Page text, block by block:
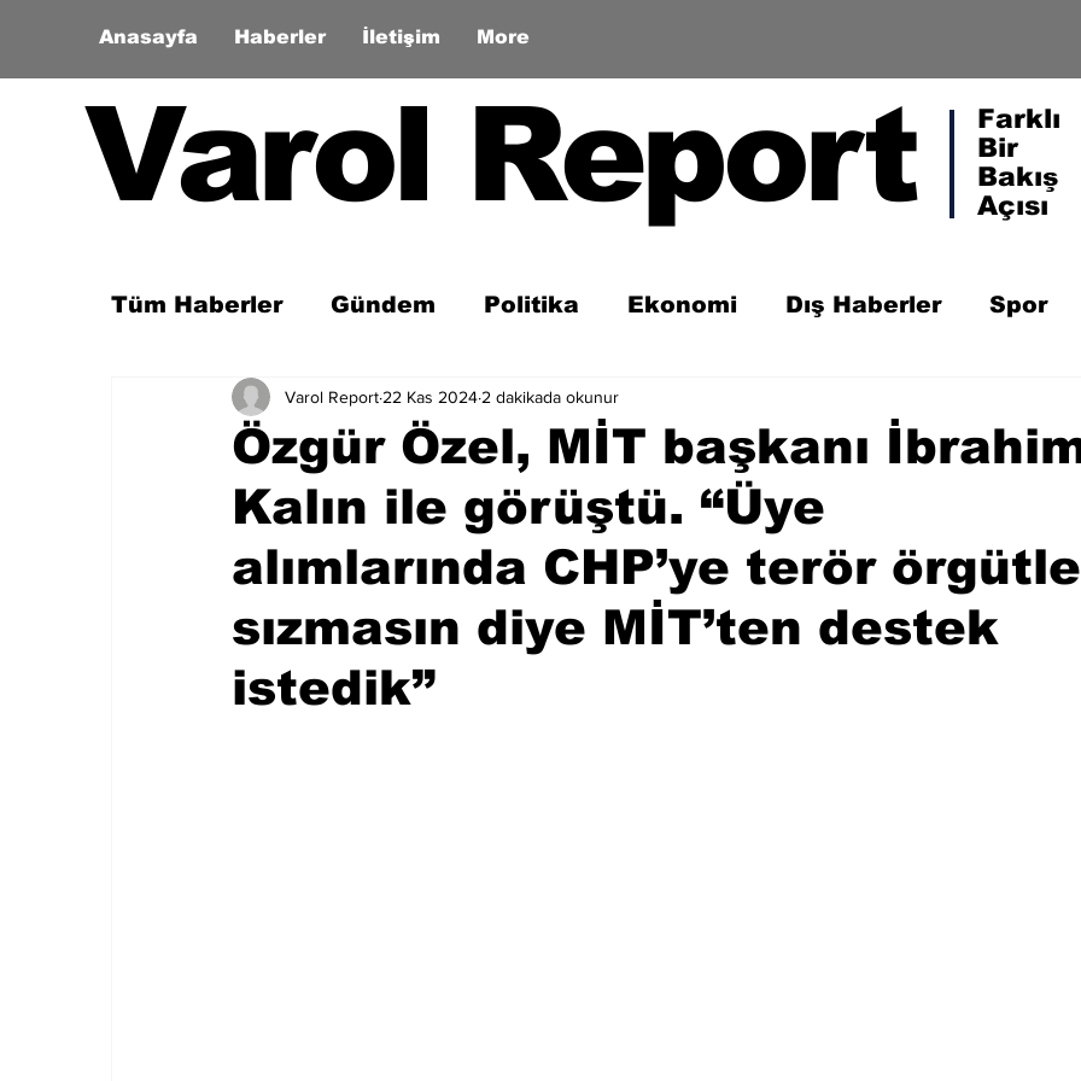
Anasayfa Haberler İletişim More
Varol Report
Farklı
Bir
Bakış
Açısı
Tüm Haberler Gündem Politika Ekonomi Dış Haberler Spor
Son Dakika Zaman Tüneli
Özgür Özel, MİT başkanı
Kalın ile görüştü. “Üye
alımlarında CHP’ye terör
sızmasın diye MİT’ten destek
istedik”
Varol Report 22 Kas 2024 2 dakikada okunur